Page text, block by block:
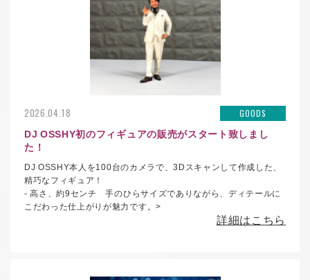
2026.04.18 GOODS
DJ OSSHY初のフィギュアの販売がスタート致しまし
た！
DJ OSSHY本人を100台のカメラで、3Dスキャンして作成した、
精巧なフィギュア！
- 高さ、約9センチ手のひらサイズでありながら、ディテールに
こだわった仕上がりが魅力です。>
詳細はこちら